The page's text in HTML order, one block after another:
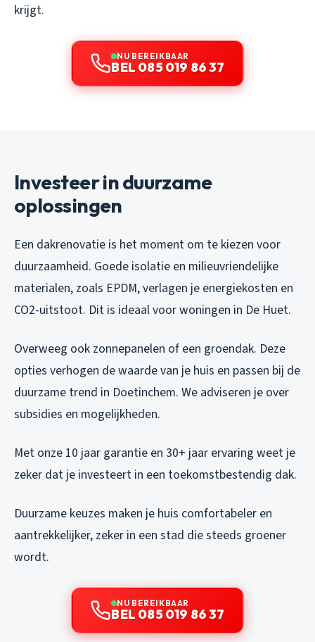
krijgt.
NU BEREIKBAAR
BEL 085 019 86 37
Investeer in duurzame
oplossingen
Een dakrenovatie is het moment om te kiezen voor
duurzaamheid. Goede isolatie en milieuvriendelijke
materialen, zoals EPDM, verlagen je energiekosten en
CO2-uitstoot. Dit is ideaal voor woningen in De Huet.
Overweeg ook zonnepanelen of een groendak. Deze
opties verhogen de waarde van je huis en passen bij de
duurzame trend in Doetinchem. We adviseren je over
subsidies en mogelijkheden.
Met onze 10 jaar garantie en 30+ jaar ervaring weet je
zeker dat je investeert in een toekomstbestendig dak.
Duurzame keuzes maken je huis comfortabeler en
aantrekkelijker, zeker in een stad die steeds groener
wordt.
NU BEREIKBAAR
BEL 085 019 86 37